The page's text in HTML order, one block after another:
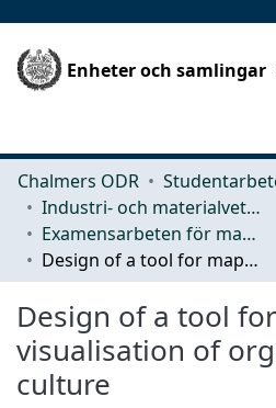
Enheter och samlingar
Chalmers ODR
Industri- och materialvetenskap (IMS)
Examensarbeten för masterexamen
Design of a tool for mapping and visualisation of organisational culture
Design of a tool
visualisation of
culture